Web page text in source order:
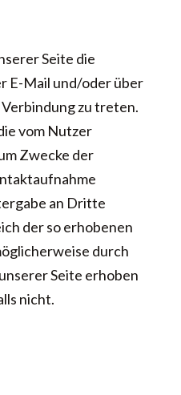
Seite die
E-Mail und/oder über
zu treten.
vom Nutzer
Zwecke der
an Dritte
der so erhobenen
durch
Seite erhoben
nicht.